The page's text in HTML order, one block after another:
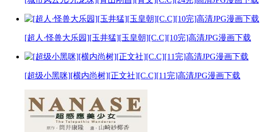
[超人·怪兽大乐园][玉井猛][玉皇朝][C.C][10完]高清JPG漫画下载
[超级小黑咪][横内尚树][正文社][C.C][11完]高清JPG漫画下载